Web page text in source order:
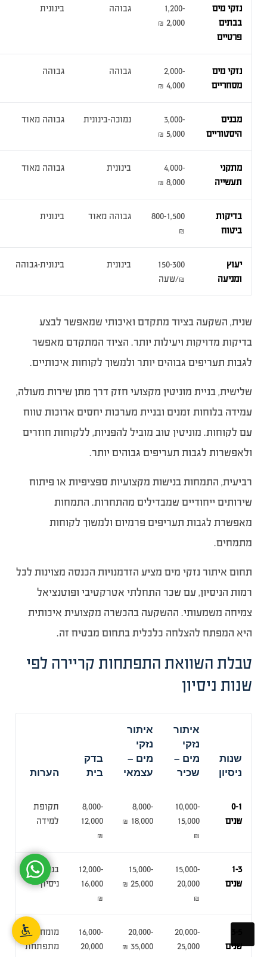
נזקי מים
בבתים
פרטיים
1,200-
2,000 ₪
גבוהה בינונית
נזקי מים
מסחריים
2,000-
4,000 ₪
גבוהה גבוהה
מבנים
היסטוריים
3,000-
5,000 ₪
נמוכה-בינונית גבוהה מאוד
מתקני
תעשייה
4,000-
8,000 ₪
בינונית גבוהה מאוד
בדיקות
ביטוח
800-1,500
₪
גבוהה מאוד בינונית
יעוץ
ומניעה
150-300
₪/שעה
בינונית בינונית-גבוהה
שנית, השקעה בציוד מתקדם ואיכותי שמאפשר לבצע
בדיקות מדויקות ויעילות יותר. הציוד המתקדם מאפשר
לגבות תעריפים גבוהים יותר ולמשוך לקוחות איכותיים.
שלישית, בניית מוניטין מקצועי חזק דרך מתן שירות מעולה,
עמידה בלוחות זמנים ובניית מערכות יחסים ארוכות טווח
עם לקוחות. מוניטין טוב מוביל להפניות, ללקוחות חוזרים
ולאפשרות לגבות תעריפים גבוהים יותר.
רביעית, התמחות בנישות מקצועיות ספציפיות או פיתוח
שירותים ייחודיים שמבדילים מהתחרות. התמחות
מאפשרת לגבות תעריפים פרמיום ולמשוך לקוחות
מתמחים.
תחום איתור נזקי מים מציע הזדמנויות הכנסה מצוינות לכל
רמות הניסיון, עם שכר התחלתי אטרקטיבי ופוטנציאל
צמיחה משמעותי. ההשקעה בהכשרה מקצועית איכותית
היא המפתח להצלחה כלכלית בתחום מבטיח זה.
טבלת השוואת התפתחות קריירה לפי
שנות ניסיון
שנות
ניסיון
איתור
נזקי
מים –
שכיר
איתור
נזקי
מים –
עצמאי
בדק
בית
הערות
0-1
שנים
10,000-
15,000
₪
8,000-
18,000 ₪
8,000-
12,000
₪
תקופת
למידה
1-3
שנים
15,000-
20,000
₪
15,000-
25,000 ₪
12,000-
16,000
₪
בניית
ניסיון
שנים
20,000-
25,000
20,000-
35,000 ₪
16,000-
20,000
מומחיות
מתפתחת